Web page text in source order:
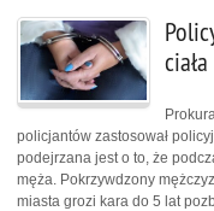
ciała
policjantów zastosował
podejrzana jest o to, że
męża. Pokrzywdzony
miasta grozi kara do 5 lat